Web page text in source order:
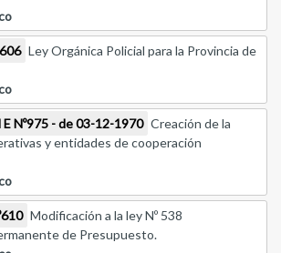
Ley Orgánica Policial para la Provincia de
Nº975 - de 03-12-1970 Creación de la
y entidades de cooperación
Modificación a la ley Nº 538
de Presupuesto.